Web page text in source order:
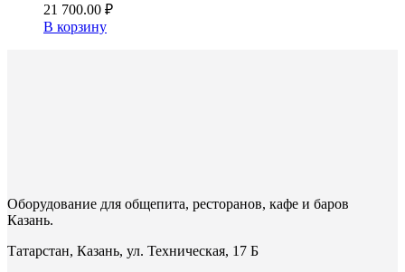
21 700.00 ₽
В корзину
Оборудование для общепита, ресторанов, кафе и баров
Казань.
Татарстан, Казань, ул. Техническая, 17 Б